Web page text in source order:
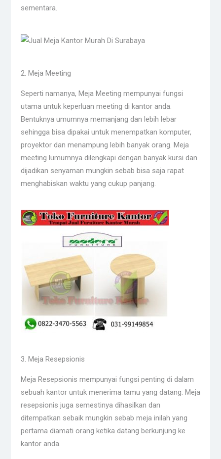
sementara.
2. Meja Meeting
Seperti namanya, Meja Meeting mempunyai fungsi
utama untuk keperluan meeting di kantor anda.
Bentuknya umumnya memanjang dan lebih lebar
sehingga bisa dipakai untuk menempatkan komputer,
proyektor dan menampung lebih banyak orang. Meja
meeting lumumnya dilengkapi dengan banyak kursi dan
dijadikan senyaman mungkin sebab bisa saja rapat
menghabiskan waktu yang cukup panjang.
3. Meja Resepsionis
Meja Resepsionis mempunyai fungsi penting di dalam
sebuah kantor untuk menerima tamu yang datang. Meja
resepsionis juga semestinya dihasilkan dan
ditempatkan sebaik mungkin sebab meja inilah yang
pertama diamati orang ketika datang berkunjung ke
kantor anda.